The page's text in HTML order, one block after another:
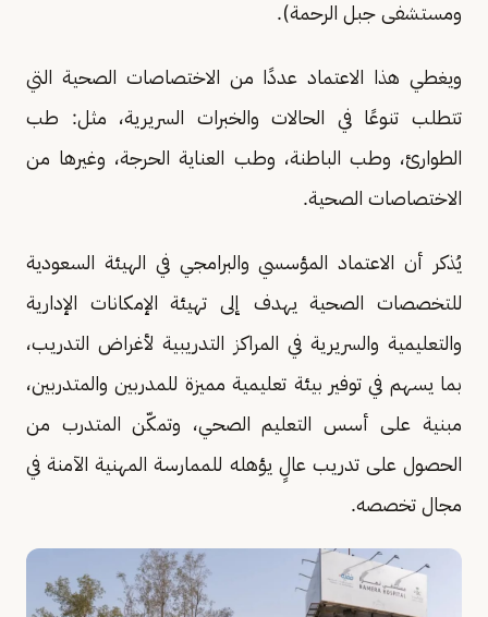
ومستشفى جبل الرحمة).
ويغطي هذا الاعتماد عددًا من الاختصاصات الصحية التي
تتطلب تنوعًا في الحالات والخبرات السريرية، مثل: طب
الطوارئ، وطب الباطنة، وطب العناية الحرجة، وغيرها من
الاختصاصات الصحية.
يُذكر أن الاعتماد المؤسسي والبرامجي في الهيئة السعودية
للتخصصات الصحية يهدف إلى تهيئة الإمكانات الإدارية
والتعليمية والسريرية في المراكز التدريبية لأغراض التدريب،
بما يسهم في توفير بيئة تعليمية مميزة للمدربين والمتدربين،
مبنية على أسس التعليم الصحي، وتمكّن المتدرب من
الحصول على تدريب عالٍ يؤهله للممارسة المهنية الآمنة في
مجال تخصصه.